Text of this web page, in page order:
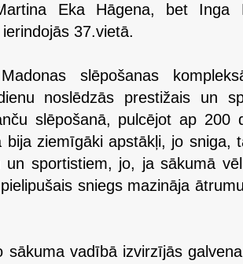
Eka Hāgena, bet Inga
37.vietā.
slēpošanas
noslēdzās prestižais un
slēpošanā, pulcējot ap 200
bija ziemīgāki apstākļi, jo sniga,
un sportistiem, jo, ja sākumā
sniegs mazināja
sākuma vadībā izvirzījās